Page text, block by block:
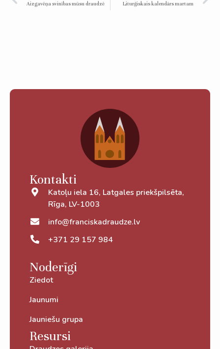
Aizgavēņa svinības mūsu draudzē Liturģiskais kalendārs martam
Kontakti
Katoļu iela 16, Latgales priekšpilsēta,
Rīga, LV-1003
info@franciskadraudze.lv
+371 29 157 984
Noderīgi
Ziedot
Jaunumi
Jauniešu grupa
Resursi